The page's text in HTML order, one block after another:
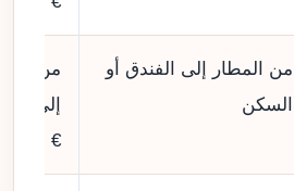
من المطار إلى الفندق أو
السكن
€